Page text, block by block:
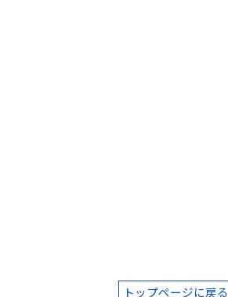
トップページに戻る